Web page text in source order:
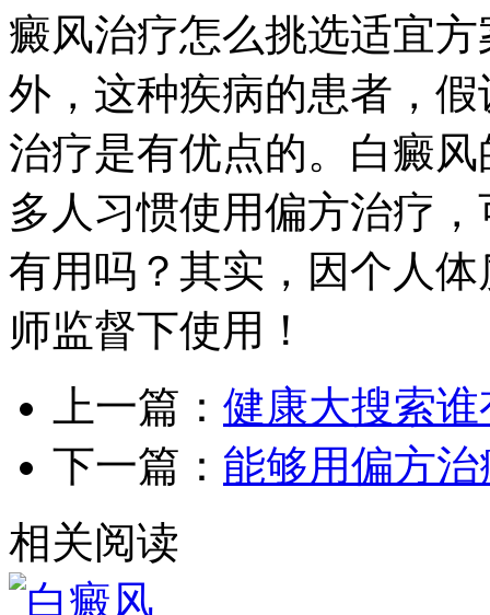
癜风治疗怎么挑选适宜
外，这种疾病的患者，
治疗是有优点的。白癜
多人习惯使用偏方治疗
有用吗？其实，因个人
师监督下使用！
上一篇： 健康大搜索
下一篇： 能够用偏方
相关阅读